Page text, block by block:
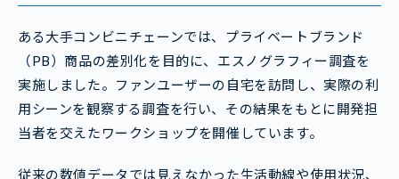
ある大手コンビニチェーンでは、プライベートブランド
（PB）商品の差別化を目的に、エスノグラフィー調査を
実施しました。ファンユーザーの自宅を訪問し、実際の利
用シーンを観察する調査を行い、その結果をもとに開発担
当者を交えたワークショップを開催しています。
従来の数値データでは見えなかった生活動線や使用状況、